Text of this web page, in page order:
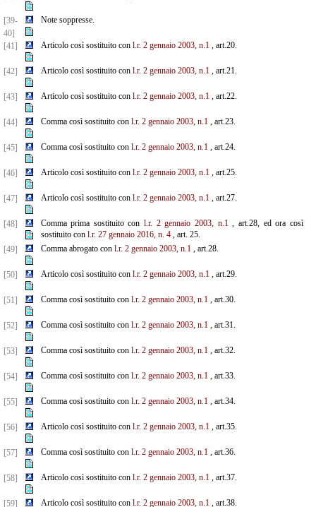
[39-
40]
Note soppresse.
[41] Articolo così sostituito con l.r. 2 gennaio 2003, n.1, art.20.
[42] Articolo così sostituito con l.r. 2 gennaio 2003, n.1, art.21.
[43] Articolo così sostituito con l.r. 2 gennaio 2003, n.1, art.22.
[44] Comma così sostituito con l.r. 2 gennaio 2003, n.1, art.23.
[45] Comma così sostituito con l.r. 2 gennaio 2003, n.1, art.24.
[46] Articolo così sostituito con l.r. 2 gennaio 2003, n.1, art.25.
[47] Articolo così sostituito con l.r. 2 gennaio 2003, n.1, art.27.
[48] Comma prima sostituito conl.r. 2 gennaio 2003, n.1, art.28, ed ora così
sostituito con l.r. 27 gennaio 2016, n. 4, art. 25.
[49]
Comma abrogato con l.r. 2 gennaio 2003, n.1, art.28.
[50] Articolo così sostituito con l.r. 2 gennaio 2003, n.1, art.29.
[51] Comma così sostituito con l.r. 2 gennaio 2003, n.1, art.30.
[52] Comma così sostituito con l.r. 2 gennaio 2003, n.1, art.31.
[53] Comma così sostituito con l.r. 2 gennaio 2003, n.1, art.32.
[54] Comma così sostituito con l.r. 2 gennaio 2003, n.1, art.33.
[55] Comma così sostituito con l.r. 2 gennaio 2003, n.1, art.34.
[56] Articolo così sostituito con l.r. 2 gennaio 2003, n.1, art.35.
[57] Comma così sostituito con l.r. 2 gennaio 2003, n.1, art.36.
[58] Articolo così sostituito con l.r. 2 gennaio 2003, n.1, art.37.
[59] Articolo così sostituito con l.r. 2 gennaio 2003, n.1, art.38.